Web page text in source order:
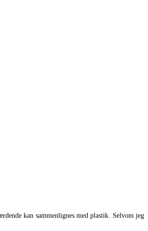
kan sammenlignes med plastik. Selvom jeg